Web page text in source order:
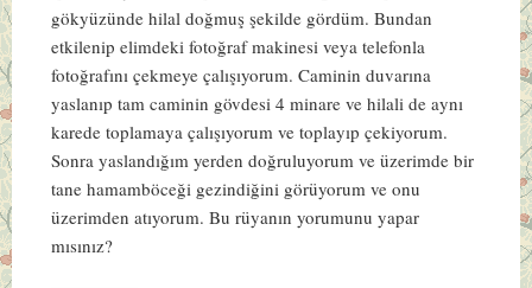
gökyüzünde hilal doğmuş şekilde gördüm. Bundan
etkilenip elimdeki fotoğraf makinesi veya telefonla
fotoğrafını çekmeye çalışıyorum. Caminin duvarına
yaslanıp tam caminin gövdesi 4 minare ve hilali de aynı
karede toplamaya çalışıyorum ve toplayıp çekiyorum.
Sonra yaslandığım yerden doğruluyorum ve üzerimde bir
tane hamamböceği gezindiğini görüyorum ve onu
üzerimden atıyorum. Bu rüyanın yorumunu yapar
mısınız?